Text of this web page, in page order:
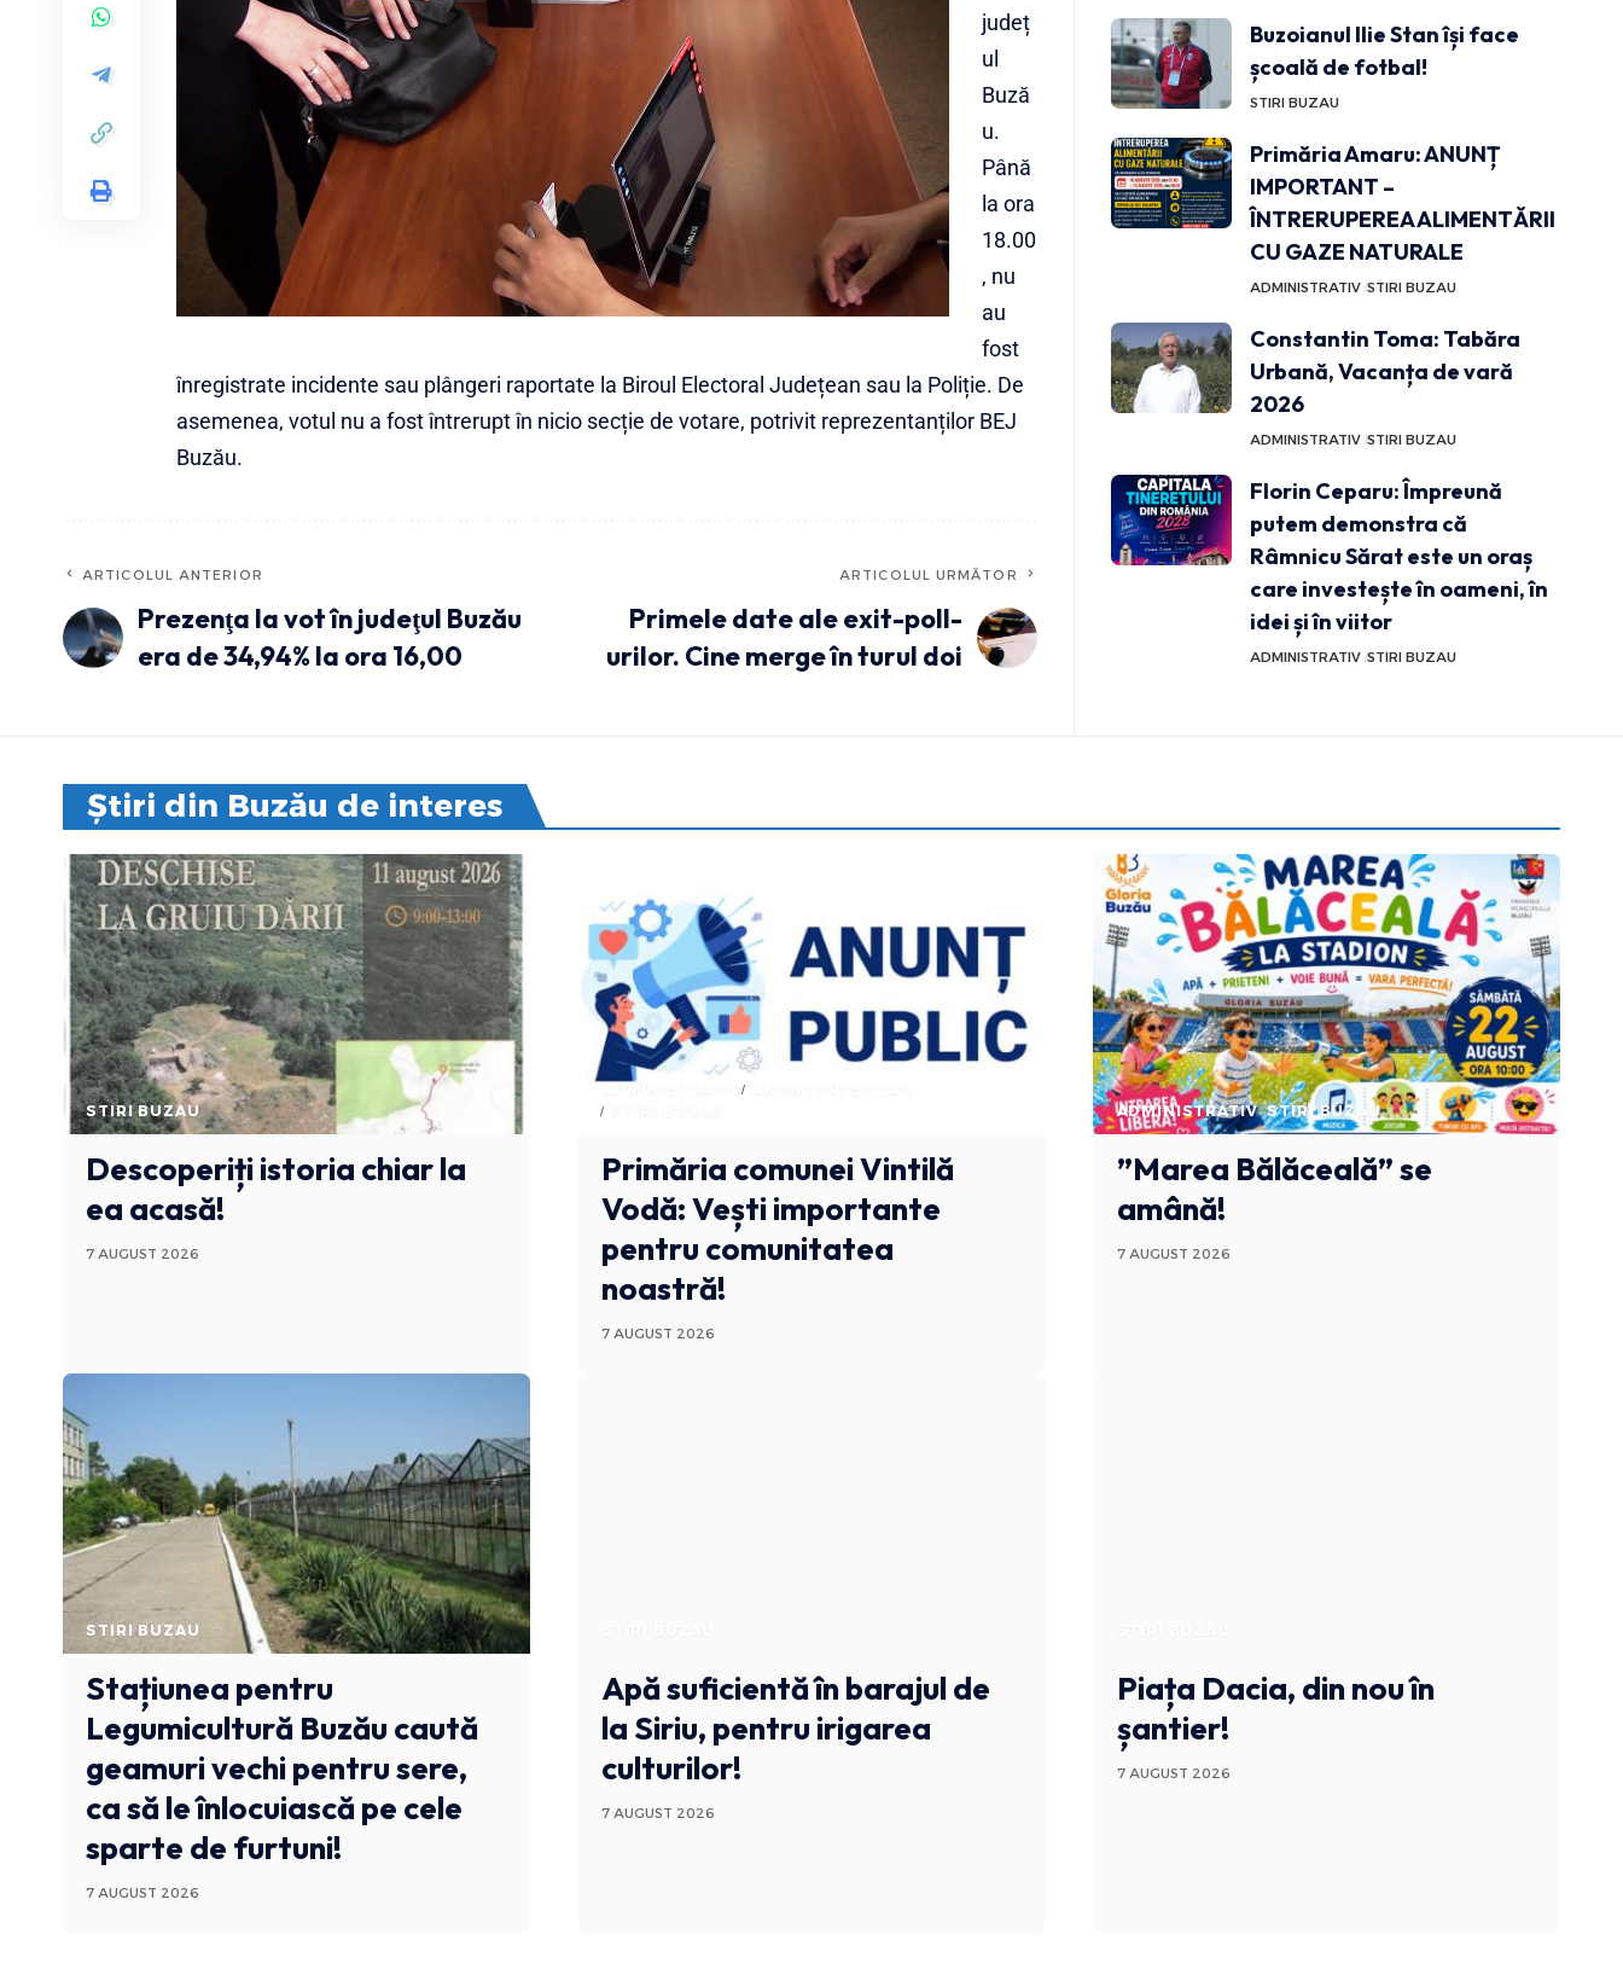
județ
ul
Buză
u.
Până
la ora
18.00
, nu
au
fost
înregistrate incidente sau plângeri raportate la Biroul Electoral Județean sau la Poliție. De
asemenea, votul nu a fost întrerupt în nicio secție de votare, potrivit reprezentanților BEJ
Buzău.
ARTICOLUL ANTERIOR
Prezenţa la vot în judeţul Buzău
era de 34,94% la ora 16,00
ARTICOLUL URMĂTOR
Primele date ale exit-poll-
urilor. Cine merge în turul doi
Buzoianul Ilie Stan își face
școală de fotbal!
STIRI BUZAU
Primăria Amaru: ANUNȚ
IMPORTANT –
ÎNTRERUPEREA ALIMENTĂRII
CU GAZE NATURALE
ADMINISTRATIV STIRI BUZAU
Constantin Toma: Tabăra
Urbană, Vacanța de vară
2026
ADMINISTRATIV STIRI BUZAU
Florin Ceparu: Împreună
putem demonstra că
Râmnicu Sărat este un oraș
care investește în oameni, în
idei și în viitor
ADMINISTRATIV STIRI BUZAU
Știri din Buzău de interes
STIRI BUZAU
Descoperiți istoria chiar la
ea acasă!
7 AUGUST 2026
ADMINISTRATIV
Primăria comunei Vintilă
Vodă: Vești importante
pentru comunitatea
noastră!
7 AUGUST 2026
ADMINISTRATIV STIRI BUZAU
”Marea Bălăceală” se
amână!
7 AUGUST 2026
STIRI BUZAU
Stațiunea pentru
Legumicultură Buzău caută
geamuri vechi pentru sere,
ca să le înlocuiască pe cele
sparte de furtuni!
7 AUGUST 2026
Apă suficientă în barajul de
la Siriu, pentru irigarea
culturilor!
7 AUGUST 2026
Piața Dacia, din nou în
șantier!
7 AUGUST 2026